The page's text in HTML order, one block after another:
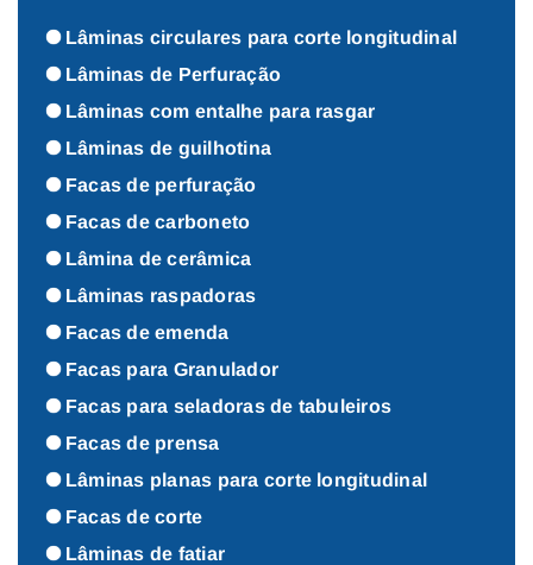
Lâminas circulares para corte longitudinal
Lâminas de Perfuração
Lâminas com entalhe para rasgar
Lâminas de guilhotina
Facas de perfuração
Facas de carboneto
Lâmina de cerâmica
Lâminas raspadoras
Facas de emenda
Facas para Granulador
Facas para seladoras de tabuleiros
Facas de prensa
Lâminas planas para corte longitudinal
Facas de corte
Lâminas de fatiar